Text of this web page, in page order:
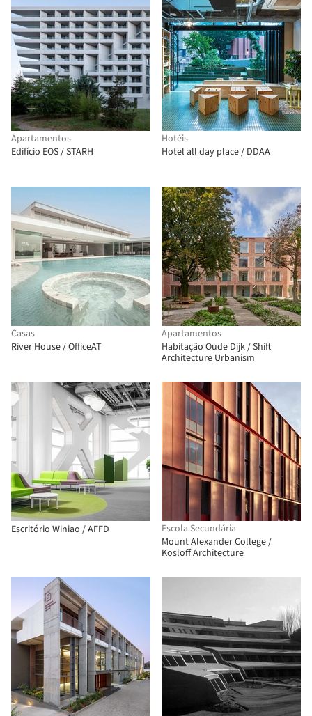
Apartamentos
Edifício EOS / STARH
Hotéis
Hotel all day place / DDAA
Casas
River House / OfficeAT
Apartamentos
Habitação Oude Dijk / Shift
Architecture Urbanism
Escritório Winiao / AFFD
Escola Secundária
Mount Alexander College /
Kosloff Architecture